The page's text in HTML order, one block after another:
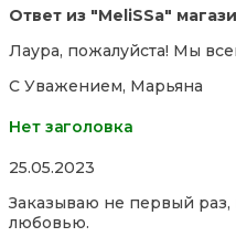
Ответ из "MeliSSa"
Лаура, пожалуйста! Мы
С Уважением, Марьяна
Нет заголовка
Rated
out
of
25.05.2023
Заказываю не первый раз,
любовью.